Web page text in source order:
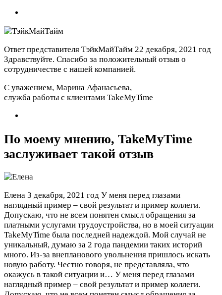
Ответ представителя ТэйкМайТайм 22 декабря, 2021 год
Здравствуйте. Спасибо за положительный отзыв о
сотрудничестве с нашей компанией.
С уважением, Марина Афанасьева,
служба работы с клиентами TakeMyTime
По моему мнению, TakeMyTime
заслуживает такой отзыв
Елена 3 декабря, 2021 год У меня перед глазами
наглядный пример – свой результат и пример коллеги.
Допускаю, что не всем понятен смысл обращения за
платными услугами трудоустройства, но в моей ситуации
TakeMyTime была последней надеждой. Мой случай не
уникальный, думаю за 2 года пандемии таких историй
много. Из-за внепланового увольнения пришлось искать
новую работу. Честно говоря, не представляла, что
окажусь в такой ситуации и… У меня перед глазами
наглядный пример – свой результат и пример коллеги.